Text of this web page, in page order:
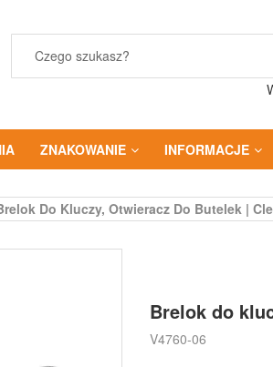
ZNAKOWANIE INFORMACJE
Do Kluczy, Otwieracz Do Butelek |
Brelok do
V4760-06